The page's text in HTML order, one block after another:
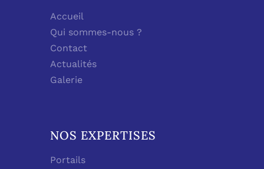
Accueil
Qui sommes-nous ?
Contact
Actualités
Galerie
NOS EXPERTISES
Portails